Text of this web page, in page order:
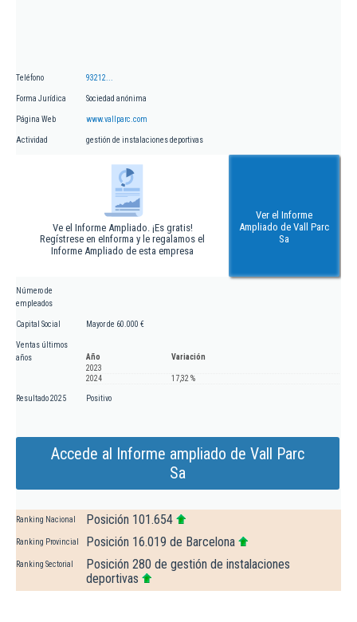
Teléfono 93212...
Forma Jurídica Sociedad anónima
Página Web www.vallparc.com
Actividad gestión de instalaciones deportivas
Ve el Informe Ampliado. ¡Es gratis!
Regístrese en eInforma y le regalamos el
Informe Ampliado de esta empresa
Ver el Informe
Ampliado de Vall Parc
Sa
Número de
empleados
Capital Social Mayor de 60.000 €
Ventas últimos
años
Año
Variación
2023
2024
17,32 %
Resultado 2025 Positivo
Accede al Informe ampliado de Vall Parc
Sa
Ranking Nacional Posición 101.654
Ranking Provincial Posición 16.019 de Barcelona
Ranking Sectorial
Posición 280 de gestión de instalaciones
deportivas